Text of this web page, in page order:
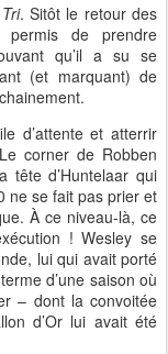
. Sitôt le retour des
permis de prendre
qu’il a su se
(et marquant) de
d’attente et atterrir
corner de Robben
tête d’Huntelaar qui
ne se fait pas prier et
À ce niveau-là, ce
! Wesley se
lui qui avait porté
d’une saison où
– dont la convoitée
d’Or lui avait été